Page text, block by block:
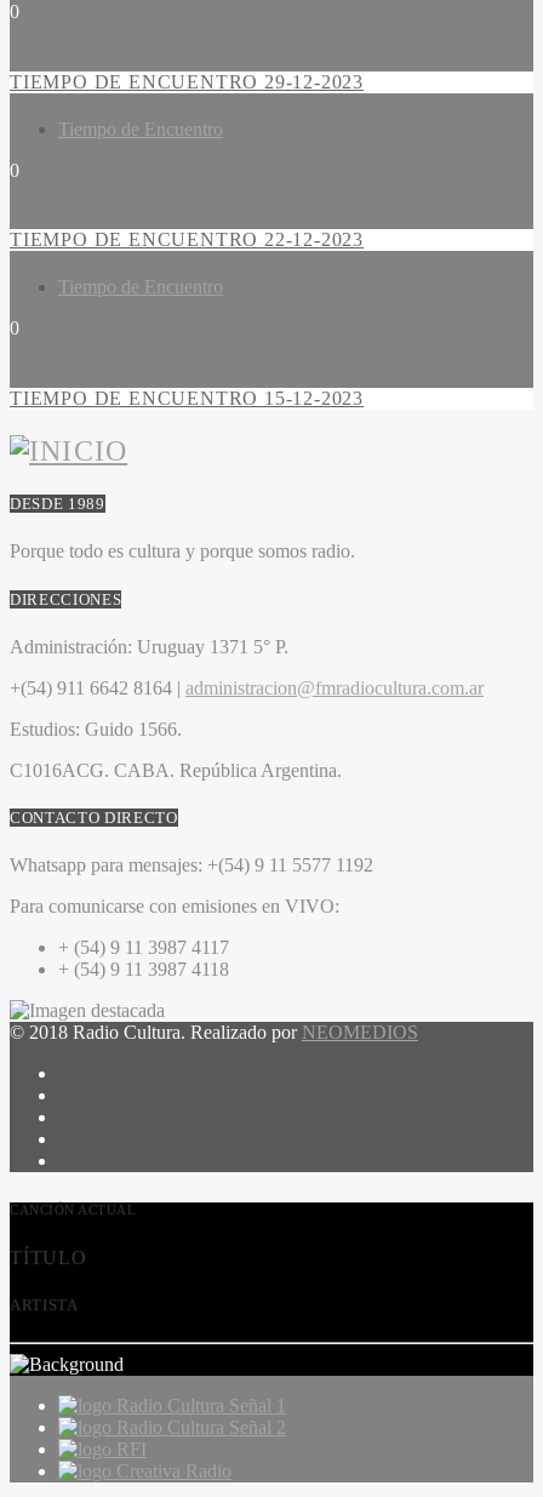
0
TIEMPO DE ENCUENTRO 29-12-2023
Tiempo de Encuentro
0
TIEMPO DE ENCUENTRO 22-12-2023
Tiempo de Encuentro
0
TIEMPO DE ENCUENTRO 15-12-2023
DESDE 1989
Porque todo es cultura y porque somos radio.
DIRECCIONES
Administración: Uruguay 1371 5° P.
+(54) 911 6642 8164 | administracion@fmradiocultura.com.ar
Estudios: Guido 1566.
C1016ACG. CABA. República Argentina.
CONTACTO DIRECTO
Whatsapp para mensajes: +(54) 9 11 5577 1192
Para comunicarse con emisiones en VIVO:
+ (54) 9 11 3987 4117
+ (54) 9 11 3987 4118
© 2018 Radio Cultura. Realizado por NEOMEDIOS
CANCIÓN ACTUAL
TÍTULO
ARTISTA
Radio Cultura Señal 1
Radio Cultura Señal 2
RFI
Creativa Radio